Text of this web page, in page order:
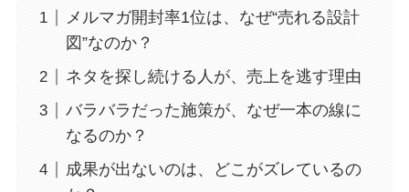
メルマガ開封率1位は、なぜ“売れる設計
図”なのか？
ネタを探し続ける人が、売上を逃す理由
バラバラだった施策が、なぜ一本の線に
なるのか？
成果が出ないのは、どこがズレているの